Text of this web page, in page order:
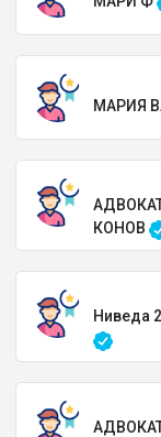
МАРИЯ
КОНОВ
Ниведа